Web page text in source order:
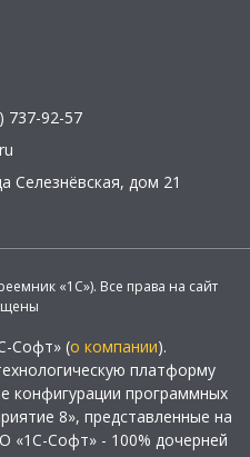
737-92-57
Селезнёвская, дом 21
«1С»). Все права на сайт
Софт» (о компании).
платформу
конфигурации программных
8», представленные на
«1С-Софт» - 100% дочерней